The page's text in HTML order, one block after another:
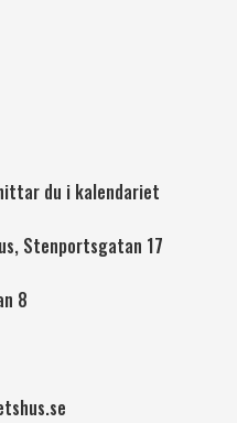
du i kalendariet
Stenportsgatan 17
8